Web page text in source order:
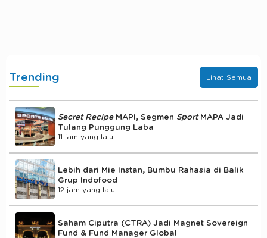
Trending Lihat Semua
Secret RecipeMAPI, Segmen Sport MAPA Jadi
Tulang Punggung Laba
11 jam yang lalu
Lebih dari Mie Instan, Bumbu Rahasia di Balik
Grup Indofood
12 jam yang lalu
Saham Ciputra (CTRA) Jadi Magnet Sovereign
Fund & Fund Manager Global